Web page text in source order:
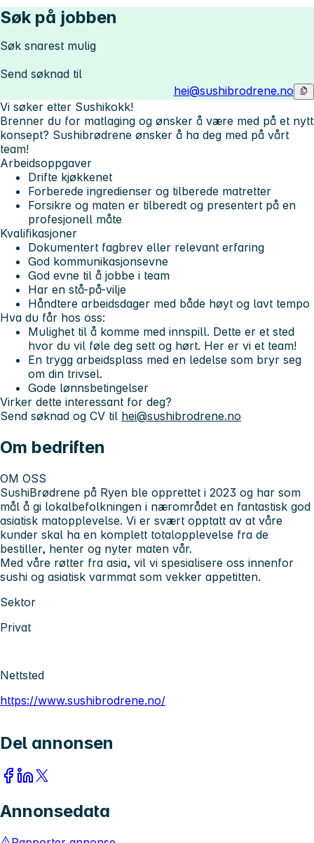
Søk på jobben
Søk snarest mulig
Send søknad til
hei@sushibrodrene.no
Vi søker etter Sushikokk!
Brenner du for matlaging og ønsker å være med på et nytt
konsept? Sushibrødrene ønsker å ha deg med på vårt
team!
Arbeidsoppgaver
Drifte kjøkkenet
Forberede ingredienser og tilberede matretter
Forsikre og maten er tilberedt og presentert på en
profesjonell måte
Kvalifikasjoner
Dokumentert fagbrev eller relevant erfaring
God kommunikasjonsevne
God evne til å jobbe i team
Har en stå-på-vilje
Håndtere arbeidsdager med både høyt og lavt tempo
Hva du får hos oss:
Mulighet til å komme med innspill. Dette er et sted
hvor du vil føle deg sett og hørt. Her er vi et team!
En trygg arbeidsplass med en ledelse som bryr seg
om din trivsel.
Gode lønnsbetingelser
Virker dette interessant for deg?
Send søknad og CV til hei@sushibrodrene.no
Om bedriften
OM OSS
SushiBrødrene på Ryen ble opprettet i 2023 og har som
mål å gi lokalbefolkningen i nærområdet en fantastisk god
asiatisk matopplevelse. Vi er svært opptatt av at våre
kunder skal ha en komplett totalopplevelse fra de
bestiller, henter og nyter maten vår.
Med våre røtter fra asia, vil vi spesialisere oss innenfor
sushi og asiatisk varmmat som vekker appetitten.
Sektor
Privat
Nettsted
https://www.sushibrodrene.no/
Del annonsen
Annonsedata